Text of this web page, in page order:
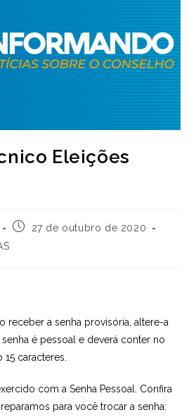
Eleições
Post27 de outubro de 2020
receber a senha provisória, altere-a
é pessoal e deverá conter no
caracteres.
com a Senha Pessoal. Confira
para você trocar a senha: